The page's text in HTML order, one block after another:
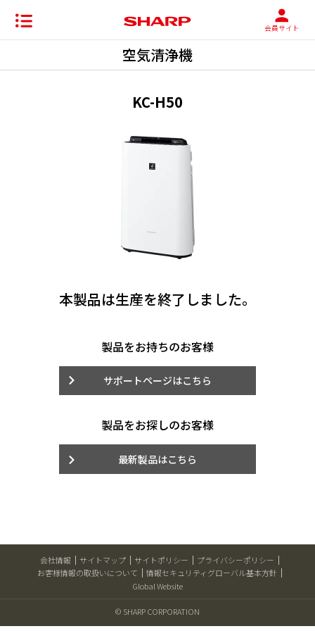
会員サイト
空気清浄機
KC-H50
本製品は生産を終了しました。
製品をお持ちのお客様
サポートページはこちら
製品をお探しのお客様
最新製品はこちら
会社情報 サイトマップ サイトポリシー
プライバシーポリシー
お客様情報の取扱いについて
情報セキュリティグローバル基本方針
Global Website
© SHARP CORPORATION